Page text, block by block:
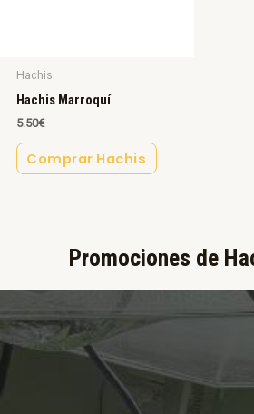
Hachis
Hachis Marroquí
5.50€
Comprar Hachis
Promociones de